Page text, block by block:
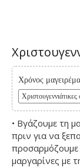
Χρόνος
Χριστουγεννιάτικες
• Βγάζουμε τη
πριν για να
προσαρμόζουμε
μαργαρίνες με